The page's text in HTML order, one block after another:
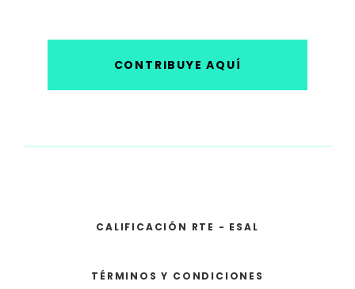
CONTRIBUYE AQUÍ
TÉRMINOS Y CONDICIONES
CALIFICACIÓN RTE - ESAL